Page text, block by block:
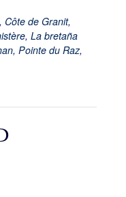
Côte de Granit,
, La bretaña
, Pointe du Raz,